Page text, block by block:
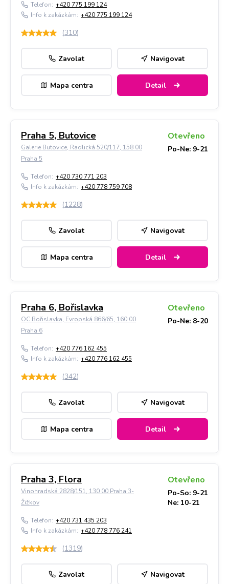
Telefon: +420 775 199 124
Info k zakázkám: +420 775 199 124
(310)
Zavolat Navigovat
Mapa centra Detail
Praha 5, Butovice
Galerie Butovice, Radlická 520/117, 158 00
Praha 5
Otevřeno
Po-Ne: 9-21
Telefon: +420 730 771 203
Info k zakázkám: +420 778 759 708
(1228)
Zavolat Navigovat
Mapa centra Detail
Praha 6, Bořislavka
OC Bořislavka, Evropská 866/65, 160 00
Praha 6
Otevřeno
Po-Ne: 8-20
Telefon: +420 776 162 455
Info k zakázkám: +420 776 162 455
(342)
Zavolat Navigovat
Mapa centra Detail
Praha 3, Flora
Vinohradská 2828/151, 130 00 Praha 3-
Žižkov
Otevřeno
Po-So: 9-21
Ne: 10-21
Telefon: +420 731 435 203
Info k zakázkám: +420 778 776 241
(1319)
Zavolat Navigovat